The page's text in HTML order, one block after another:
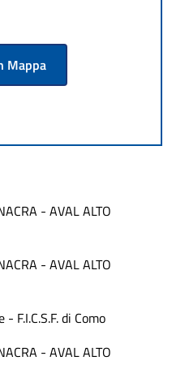
Mappa
- AVAL ALTO
- AVAL ALTO
F.I.C.S.F. di Como
- AVAL ALTO